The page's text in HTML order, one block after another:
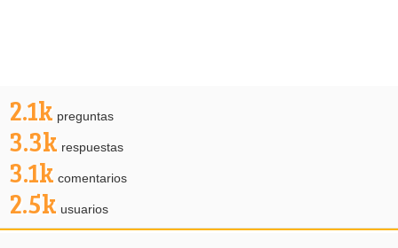
2.1k preguntas
3.3k respuestas
3.1k comentarios
2.5k usuarios